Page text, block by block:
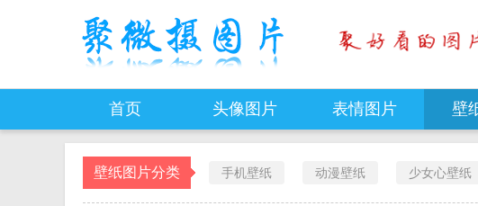
首页 头像图片 表情图片 壁
壁纸图片分类 手机壁纸 动漫壁纸 少女心壁纸